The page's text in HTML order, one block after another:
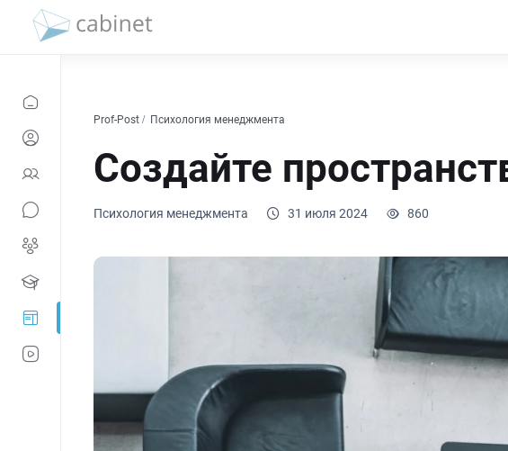
Prof-Post Психология менеджмента
Создайте
Психология менеджмента 31 июля 2024 860